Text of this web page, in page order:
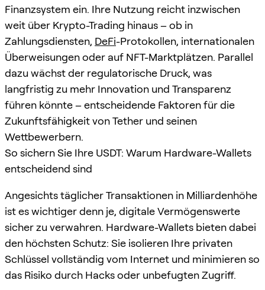
Finanzsystem ein. Ihre Nutzung reicht inzwischen
weit über Krypto-Trading hinaus – ob in
Zahlungsdiensten, DeFi-Protokollen, internationalen
Überweisungen oder auf NFT-Marktplätzen. Parallel
dazu wächst der regulatorische Druck, was
langfristig zu mehr Innovation und Transparenz
führen könnte – entscheidende Faktoren für die
Zukunftsfähigkeit von Tether und seinen
Wettbewerbern.
So sichern Sie Ihre USDT: Warum Hardware-Wallets
entscheidend sind
Angesichts täglicher Transaktionen in Milliardenhöhe
ist es wichtiger denn je, digitale Vermögenswerte
sicher zu verwahren. Hardware-Wallets bieten dabei
den höchsten Schutz: Sie isolieren Ihre privaten
Schlüssel vollständig vom Internet und minimieren so
das Risiko durch Hacks oder unbefugten Zugriff.